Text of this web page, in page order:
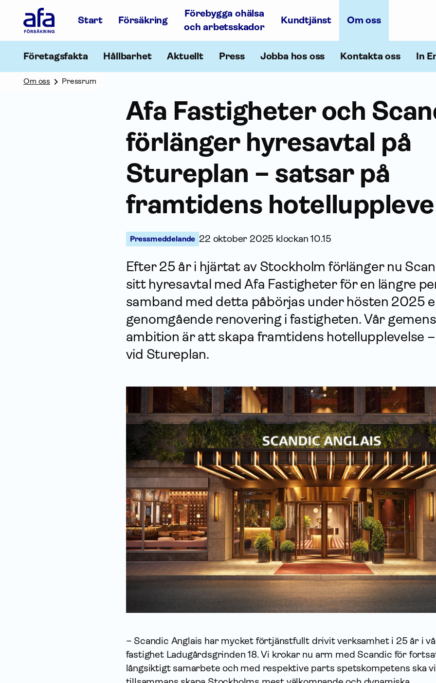
Försäkring
Gå
startsidan
Start Försäkring
Förebygga ohälsa
och arbetsskador
Kundtjänst Om oss
Företagsfakta Hållbarhet Aktuellt Press Jobba hos oss Kontakta oss In
Om oss Pressrum
Afa Fastigheter och
förlänger hyresavtal på
Stureplan – satsar på
framtidens
Pressmeddelande 22 oktober 2025 klockan 10.15
Efter 25 år i hjärtat av Stockholm förlänger nu
sitt hyresavtal med Afa Fastigheter för en längre
samband med detta påbörjas under hösten 2025
genomgående renovering i fastigheten. Vår
ambition är att skapa framtidens hotellupplevelse
vid Stureplan.
– Scandic Anglais har mycket förtjänstfullt drivit verksamhet i 25 år i
fastighet Ladugårdsgrinden 18. Vi krokar nu arm med Scandic för
långsiktigt samarbete och med respektive parts spetskompetens ska vi